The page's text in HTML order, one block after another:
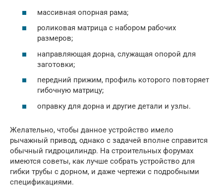
массивная опорная рама;
роликовая матрица с набором рабочих
размеров;
направляющая дорна, служащая опорой для
заготовки;
передний прижим, профиль которого повторяет
гибочную матрицу;
оправку для дорна и другие детали и узлы.
Желательно, чтобы данное устройство имело
рычажный привод, однако с задачей вполне справится
обычный гидроцилиндр. На строительных форумах
имеются советы, как лучше собрать устройство для
гибки трубы с дорном, и даже чертежи с подробными
спецификациями.